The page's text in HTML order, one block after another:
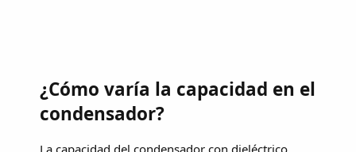
¿Cómo varía la capacidad en el
condensador?
La capacidad del condensador con dieléctrico